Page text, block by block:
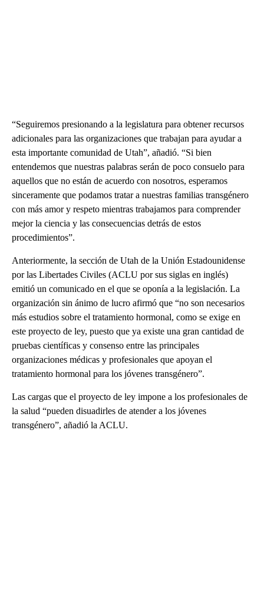
“Seguiremos presionando a la legislatura para obtener recursos
adicionales para las organizaciones que trabajan para ayudar a
esta importante comunidad de Utah”, añadió. “Si bien
entendemos que nuestras palabras serán de poco consuelo para
aquellos que no están de acuerdo con nosotros, esperamos
sinceramente que podamos tratar a nuestras familias transgénero
con más amor y respeto mientras trabajamos para comprender
mejor la ciencia y las consecuencias detrás de estos
procedimientos”.
Anteriormente, la sección de Utah de la Unión Estadounidense
por las Libertades Civiles (ACLU por sus siglas en inglés)
emitió un comunicado en el que se oponía a la legislación. La
organización sin ánimo de lucro afirmó que “no son necesarios
más estudios sobre el tratamiento hormonal, como se exige en
este proyecto de ley, puesto que ya existe una gran cantidad de
pruebas científicas y consenso entre las principales
organizaciones médicas y profesionales que apoyan el
tratamiento hormonal para los jóvenes transgénero”.
Las cargas que el proyecto de ley impone a los profesionales de
la salud “pueden disuadirles de atender a los jóvenes
transgénero”, añadió la ACLU.